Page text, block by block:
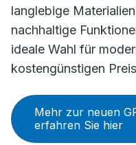
langlebige
nachhaltige
ideale Wahl für
kostengünstigen
Mehr zur neuen
erfahren Sie hier